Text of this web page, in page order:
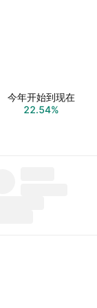
今年开始到现在
22.54%